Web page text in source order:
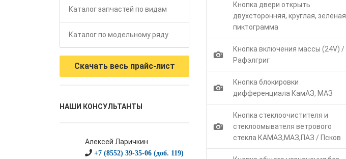
Каталог запчастей по видам
Каталог по модельному ряду
Скачать весь прайс-лист
НАШИ КОНСУЛЬТАНТЫ
Алексей Ларичкин
+7 (8552) 39-35-06 (доб. 119)
Кнопка двери открыть
двухсторонняя, круглая, зеленая
пиктограмма
1
Кнопка включения массы (24V) /
Рафэлгриг
1
Кнопка блокировки
дифференциала КамАЗ, МАЗ
1
Кнопка стеклоочистителя и
стеклоомывателя ветрового
стекла КАМАЗ,МАЗ,ПАЗ / Псков